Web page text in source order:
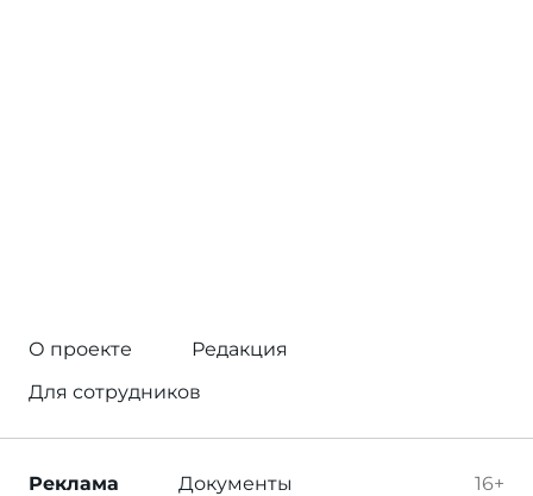
О проекте
Редакция
Для сотрудников
16+
Реклама Документы